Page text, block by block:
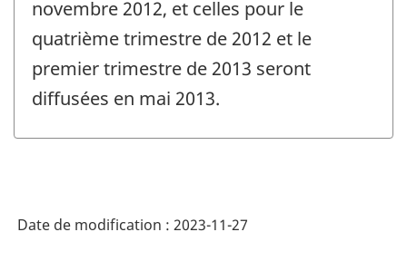
novembre 2012, et celles pour le
quatrième trimestre de 2012 et le
premier trimestre de 2013 seront
diffusées en mai 2013.
Date de modification : 2023-11-27